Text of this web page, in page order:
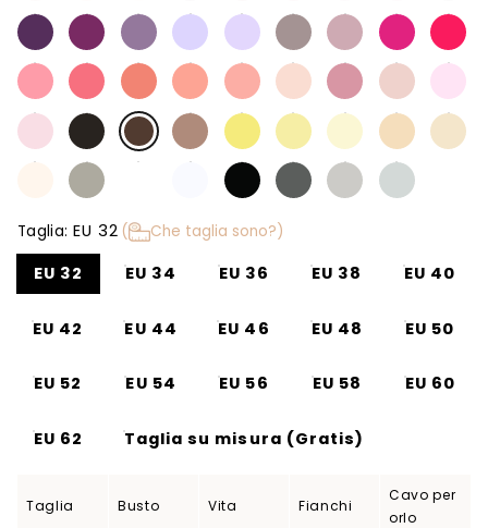
Taglia:EU 32 ( Che taglia sono?)
EU 32 EU 34 EU 36 EU 38 EU 40
EU 42 EU 44 EU 46 EU 48 EU 50
EU 52 EU 54 EU 56 EU 58 EU 60
EU 62 Taglia su misura (Gratis)
Taglia Busto Vita Fianchi
Cavo per
orlo